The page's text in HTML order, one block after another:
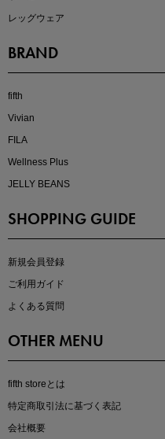
kokoさんセレクト
今季の注目アイテムをご紹介
この夏の主役確定！
レッグウェア
BRAND
fifth
Vivian
FILA
Wellness Plus
JELLY BEANS
SHOPPING GUIDE
新規会員登録
ご利用ガイド
よくある質問
OTHER MENU
fifth storeとは
特定商取引法に基づく表記
会社概要